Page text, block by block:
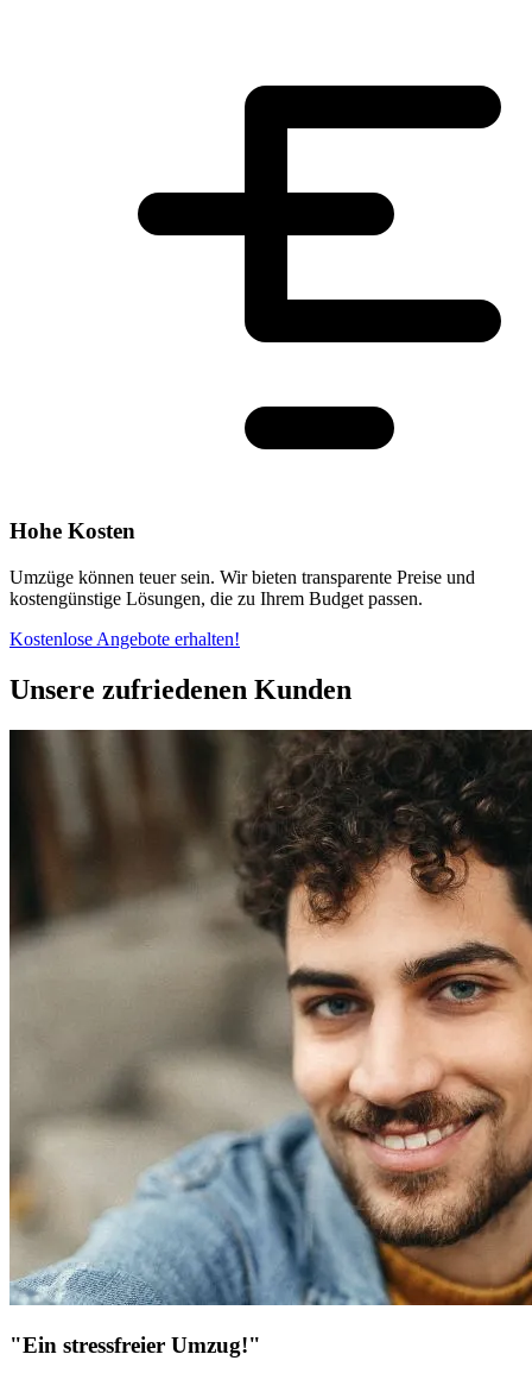
Hohe Kosten
Umzüge können teuer sein. Wir bieten transparente Preise und
kostengünstige Lösungen, die zu Ihrem Budget passen.
Kostenlose Angebote erhalten!
Unsere zufriedenen Kunden
"Ein stressfreier Umzug!"